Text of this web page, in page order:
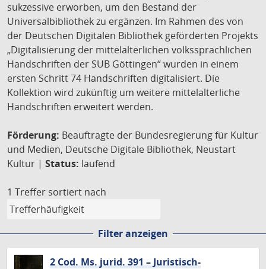
sukzessive erworben, um den Bestand der
Universalbibliothek zu ergänzen. Im Rahmen des von
der Deutschen Digitalen Bibliothek geförderten Projekts
„Digitalisierung der mittelalterlichen volkssprachlichen
Handschriften der SUB Göttingen“ wurden in einem
ersten Schritt 74 Handschriften digitalisiert. Die
Kollektion wird zukünftig um weitere mittelalterliche
Handschriften erweitert werden.
Förderung: Beauftragte der Bundesregierung für Kultur
und Medien, Deutsche Digitale Bibliothek, Neustart
Kultur | Status: laufend
1 Treffer sortiert nach
Filter anzeigen
2 Cod. Ms. jurid. 391 – Juristisch-